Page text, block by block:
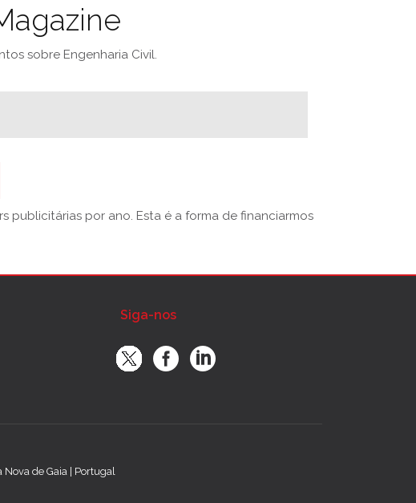
sobre Engenharia Civil.
publicitárias por ano. Esta é a forma de financiarmos
Siga-nos
de Gaia | Portugal